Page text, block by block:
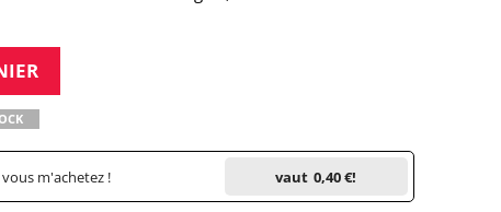
vous m'achetez ! vaut 0,40 €!